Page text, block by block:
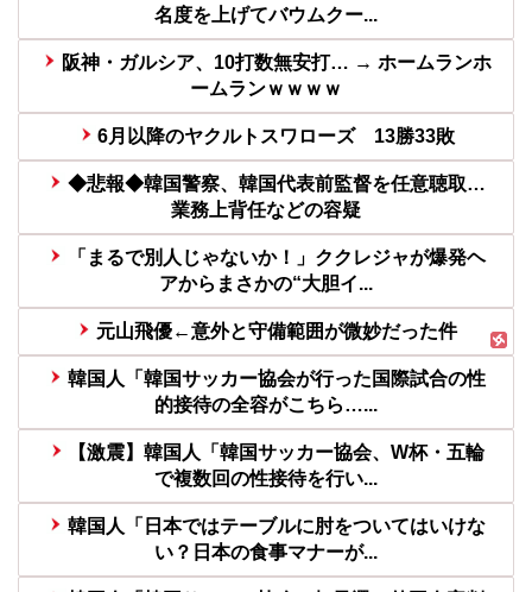
名度を上げてバウムクー...
阪神・ガルシア、10打数無安打… → ホームランホ
ームランｗｗｗｗ
6月以降のヤクルトスワローズ 13勝33敗
◆悲報◆韓国警察、韓国代表前監督を任意聴取…
業務上背任などの容疑
「まるで別人じゃないか！」ククレジャが爆発ヘ
アからまさかの“大胆イ...
元山飛優←意外と守備範囲が微妙だった件
韓国人「韓国サッカー協会が行った国際試合の性
的接待の全容がこちら…...
【激震】韓国人「韓国サッカー協会、W杯・五輪
で複数回の性接待を行い...
韓国人「日本ではテーブルに肘をついてはいけな
い？日本の食事マナーが...